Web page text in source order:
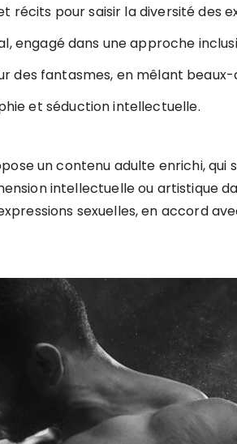
récits pour saisir la diversité des
engagé dans une approche
des fantasmes, en mêlant
et séduction intellectuelle.
un contenu adulte enrichi, qui
intellectuelle ou artistique
sexuelles, en accord